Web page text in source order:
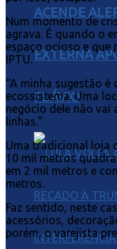
ACENDE
EXTERNA
FLÁVIO
Num momento de
agrava. É quando o
espaço ocioso e que
IPTU.
“A minha sugestão
ecossistema. Uma
negócio dele não vai
linhas.”
Uma tradicional loja
10 mil metros
em 2 mil metros e
metros.
Faz sentido, neste
acessórios,
porém, o varejista